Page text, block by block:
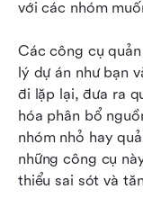
với các nhóm
Các công cụ
lý dự án như bạn
đi lặp lại, đưa ra
hóa phân bổ
nhóm nhỏ hay
những công cụ
thiểu sai sót và
Xu hướng
Kết luận
Câu hỏi thường